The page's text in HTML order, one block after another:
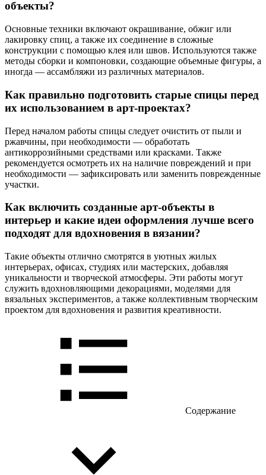
объекты?
Основные техники включают окрашивание, обжиг или
лакировку спиц, а также их соединение в сложные
конструкции с помощью клея или швов. Используются также
методы сборки и компоновки, создающие объемные фигуры, а
иногда — ассамбляжи из различных материалов.
Как правильно подготовить старые спицы перед
их использованием в арт-проектах?
Перед началом работы спицы следует очистить от пыли и
ржавчины, при необходимости — обработать
антикоррозийными средствами или красками. Также
рекомендуется осмотреть их на наличие повреждений и при
необходимости — зафиксировать или заменить поврежденные
участки.
Как включить созданные арт-объекты в
интерьер и какие идеи оформления лучше всего
подходят для вдохновения в вязании?
Такие объекты отлично смотрятся в уютных жилых
интерьерах, офисах, студиях или мастерских, добавляя
уникальности и творческой атмосферы. Эти работы могут
служить вдохновляющими декорациями, моделями для
вязальных экспериментов, а также коллективным творческим
проектом для вдохновения и развития креативности.
Содержание